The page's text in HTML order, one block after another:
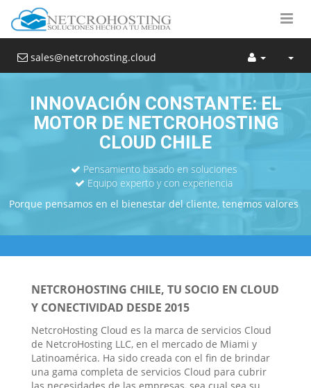
sales@netcrohosting.cloud
INNOVACIÓN CONSTANTE: EL
MOTOR DE NETCROHOSTING
CLOUD CHILE
Pensamiento basado en soluciones
Equipo experto y con experiencia
Porque pensamos en el bienestar del cliente, tenemos valores
NETCROHOSTING CHILE, TU SOCIO EN CLOUD
Y CONECTIVIDAD DESDE 2015
NetcroHosting Cloud es la marca de servicios Cloud
de NetcroHosting LLC, en el mercado de Miami y
Latinoamérica. Ha sido creada con el fin de brindar
una gama completa de servicios Cloud para cubrir